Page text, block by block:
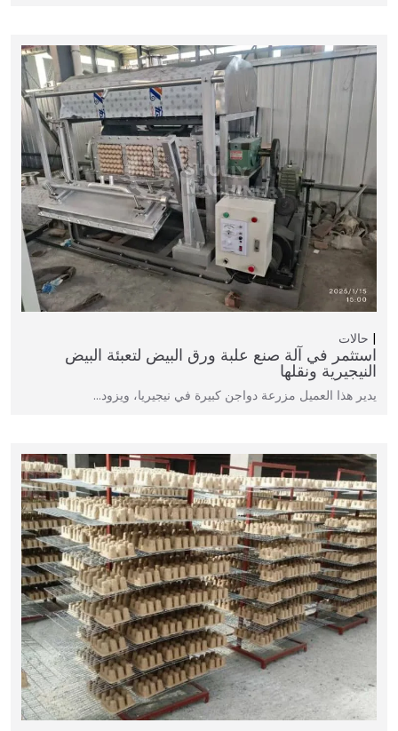
حالات
استثمر في آلة صنع علبة ورق البيض لتعبئة البيض
النيجيرية ونقلها
يدير هذا العميل مزرعة دواجن كبيرة في نيجيريا، ويزود…